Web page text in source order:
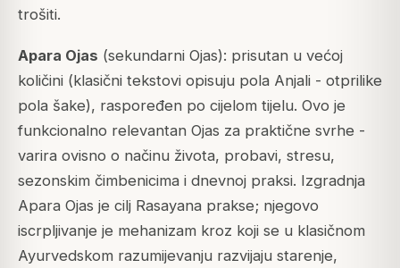
trošiti.
Apara Ojas (sekundarni Ojas): prisutan u većoj
količini (klasični tekstovi opisuju pola Anjali - otprilike
pola šake), raspoređen po cijelom tijelu. Ovo je
funkcionalno relevantan Ojas za praktične svrhe -
varira ovisno o načinu života, probavi, stresu,
sezonskim čimbenicima i dnevnoj praksi. Izgradnja
Apara Ojas je cilj Rasayana prakse; njegovo
iscrpljivanje je mehanizam kroz koji se u klasičnom
Ayurvedskom razumijevanju razvijaju starenje,